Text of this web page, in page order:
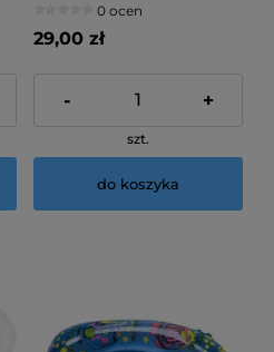
0 ocen
29,00 zł
- +
szt.
do koszyka